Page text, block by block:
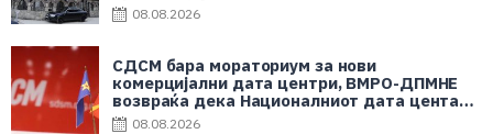
08.08.2026
СДСМ бара мораториум за нови
комерцијални дата центри, ВМРО-ДПМНЕ
возвраќа дека Националниот дата центар
е во корист на граѓаните
08.08.2026